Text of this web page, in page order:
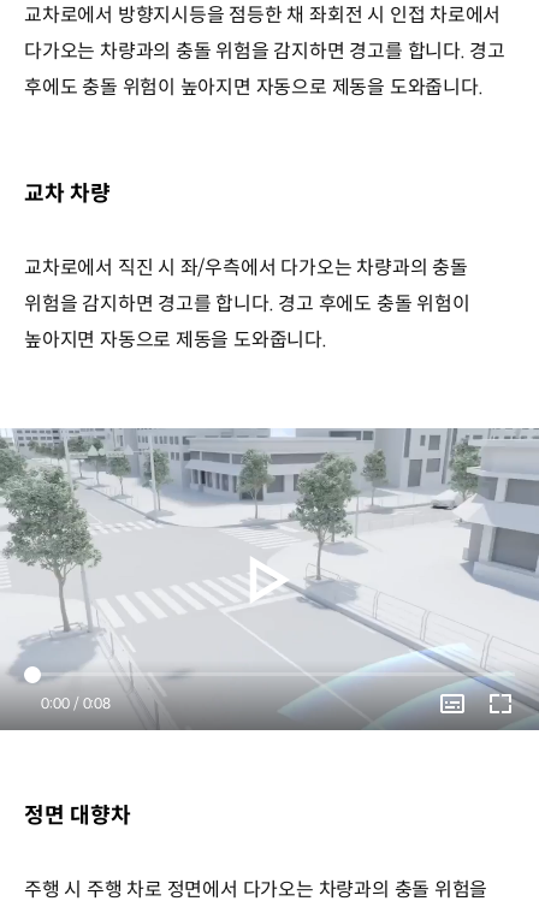
교차로에서 방향지시등을 점등한 채 좌회전 시 인접 차로에서
다가오는 차량과의 충돌 위험을 감지하면 경고를 합니다. 경고
후에도 충돌 위험이 높아지면 자동으로 제동을 도와줍니다.
교차 차량
교차로에서 직진 시 좌/우측에서 다가오는 차량과의 충돌
위험을 감지하면 경고를 합니다. 경고 후에도 충돌 위험이
높아지면 자동으로 제동을 도와줍니다.
Current
Time
0:00 / Duration
0:08
정면 대향차
주행 시 주행 차로 정면에서 다가오는 차량과의 충돌 위험을